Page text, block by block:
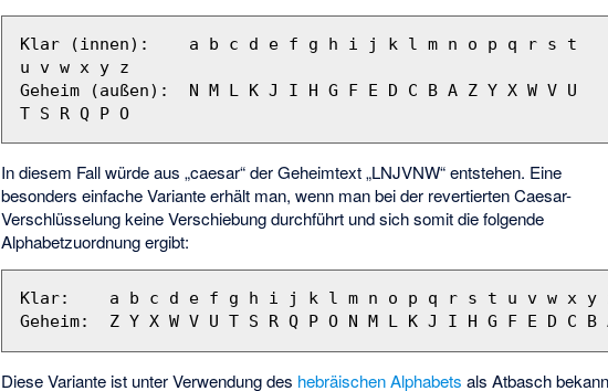
Klar (innen):    a b c d e f g h i j k l m n o p q r s t
u v w x y z
Geheim (außen):  N M L K J I H G F E D C B A Z Y X W V U
T S R Q P O
In diesem Fall würde aus „caesar“ der Geheimtext „LNJVNW“ entstehen. Eine
besonders einfache Variante erhält man, wenn man bei der revertierten Caesar-
Verschlüsselung keine Verschiebung durchführt und sich somit die folgende
Alphabet­zuordnung ergibt:
Klar:    a b c d e f g h i j k l m n o p q r s t u v w x y
Diese Variante ist unter Verwendung des hebräischen Alphabets alsAtbasch